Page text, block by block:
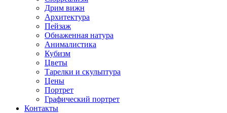
Дрим вижн
Архитектура
Пейзаж
Обнаженная натура
Анималистика
Кубизм
Цветы
Тарелки и скульптура
Цены
Портрет
Графический портрет
Контакты